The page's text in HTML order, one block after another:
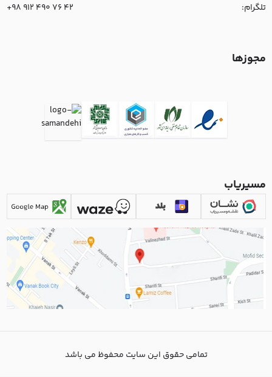
تلگرام:
+98 912 490 76 42
مجوزها
مسیریاب
تمامی حقوق این سایت محفوظ می باشد